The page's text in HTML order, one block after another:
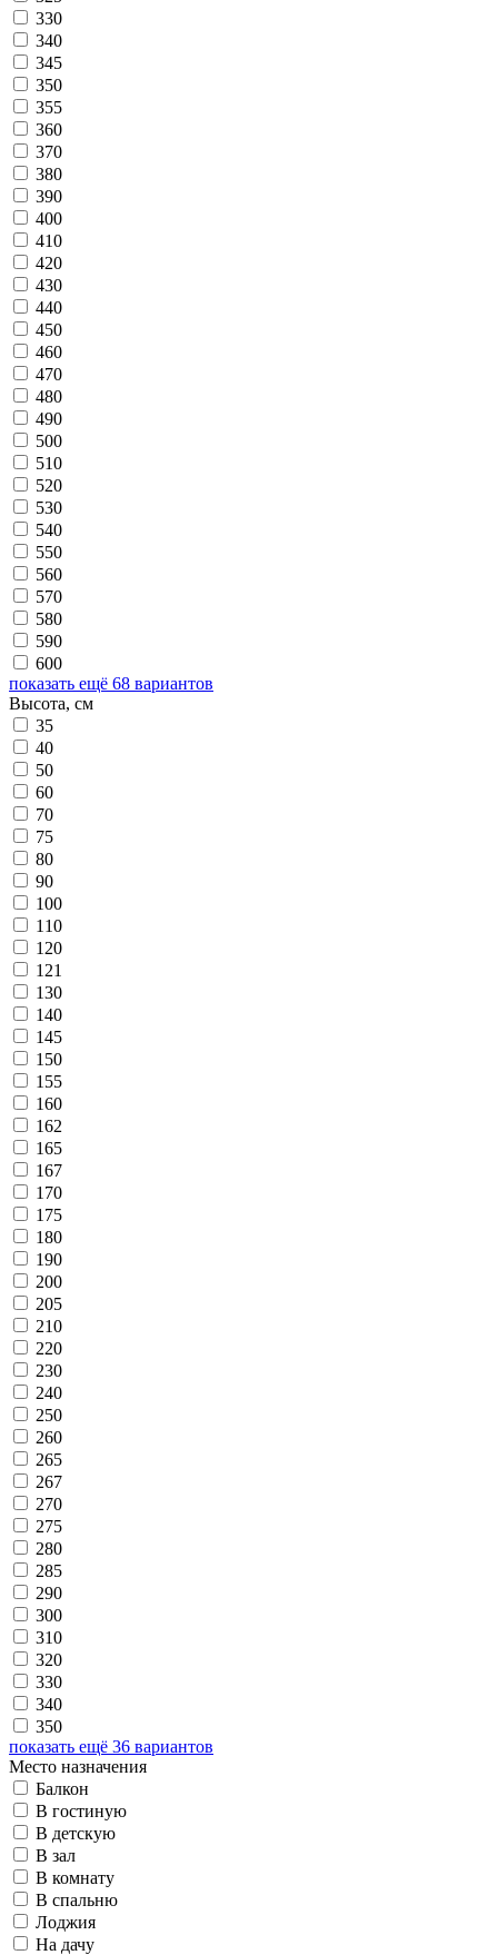
330
340
345
350
355
360
370
380
390
400
410
420
430
440
450
460
470
480
490
500
510
520
530
540
550
560
570
580
590
600
показать ещё 68 вариантов
Высота, см
35
40
50
60
70
75
80
90
100
110
120
121
130
140
145
150
155
160
162
165
167
170
175
180
190
200
205
210
220
230
240
250
260
265
267
270
275
280
285
290
300
310
320
330
340
350
показать ещё 36 вариантов
Место назначения
Балкон
В гостиную
В детскую
В зал
В комнату
В спальню
Лоджия
На дачу